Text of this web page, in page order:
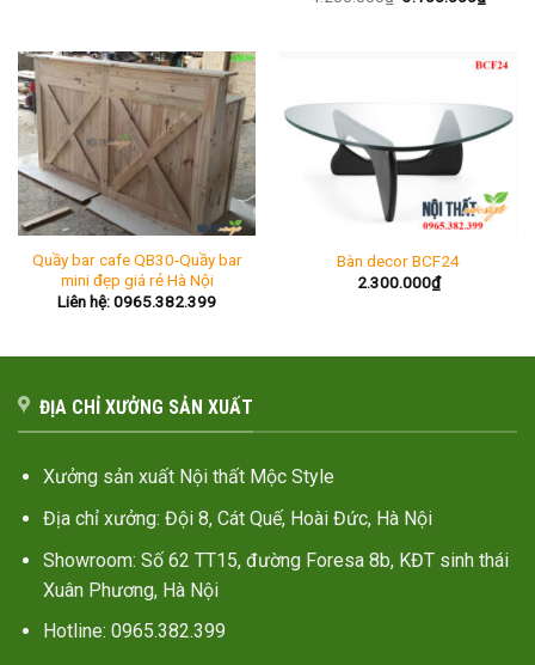
hiện
Quầy bar cafe QB30-Quầy bar
mini đẹp giá rẻ Hà Nội
Liên hệ: 0965.382.399
Bàn decor BCF24
2.300.000₫
ĐỊA CHỈ XƯỞNG SẢN XUẤT
Xưởng sản xuất Nội thất Mộc Style
Địa chỉ xưởng: Đội 8, Cát Quế, Hoài Đức, Hà Nội
Showroom: Số 62 TT15, đường Foresa 8b, KĐT sinh thái
Xuân Phương, Hà Nội
Hotline: 0965.382.399